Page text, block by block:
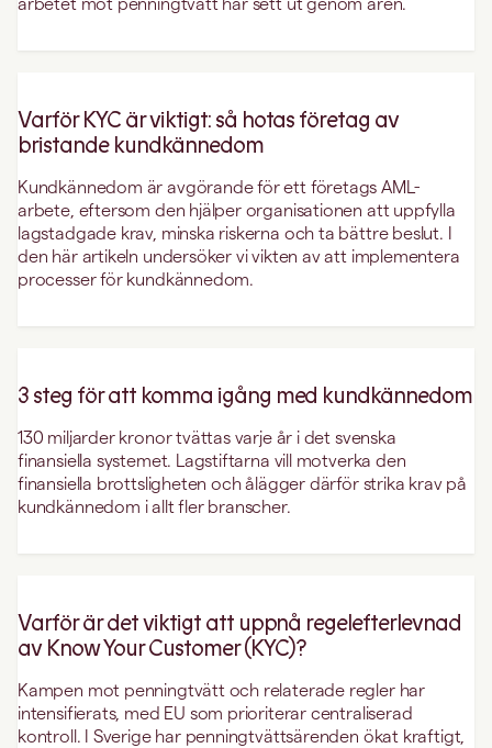
Varför KYC är viktigt: så hotas företag av
bristande kundkännedom
Kundkännedom är avgörande för ett företags AML-
arbete, eftersom den hjälper organisationen att uppfylla
lagstadgade krav, minska riskerna och ta bättre beslut. I
den här artikeln undersöker vi vikten av att implementera
processer för kundkännedom.
3 steg för att komma igång med kundkännedom
130 miljarder kronor tvättas varje år i det svenska
finansiella systemet. Lagstiftarna vill motverka den
finansiella brottsligheten och ålägger därför strika krav på
kundkännedom i allt fler branscher.
Varför är det viktigt att uppnå regelefterlevnad
av Know Your Customer (KYC)?
Kampen mot penningtvätt och relaterade regler har
intensifierats, med EU som prioriterar centraliserad
kontroll. I Sverige har penningtvättsärenden ökat kraftigt,